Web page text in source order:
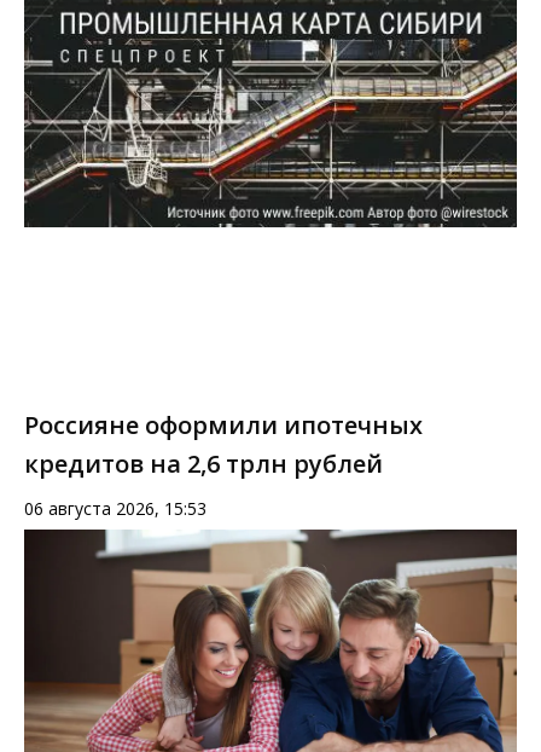
Россияне оформили ипотечных
кредитов на 2,6 трлн рублей
06 августа 2026, 15:53